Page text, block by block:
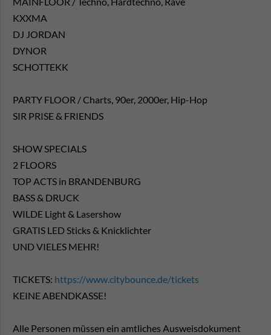
KXXMA
DJ JORDAN
DYNOR
SCHOTTEKK
PARTY FLOOR / Charts, 90er, 2000er, Hip-Hop
SIR PRISE & FRIENDS
SHOW SPECIALS
2 FLOORS
TOP ACTS in BRANDENBURG
BASS & DRUCK
WILDE Light & Lasershow
GRATIS LED Sticks & Knicklichter
UND VIELES MEHR!
TICKETS: https://www.citybounce.de/tickets
KEINE ABENDKASSE!
Alle Personen müssen ein amtliches Ausweisdokument